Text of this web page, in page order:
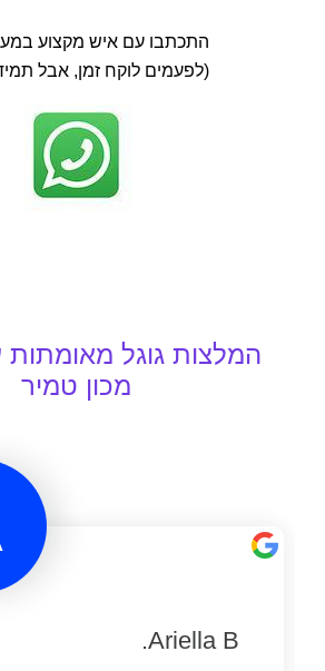
התכתבו עם איש מקצוע
(לפעמים לוקח זמן, אבל